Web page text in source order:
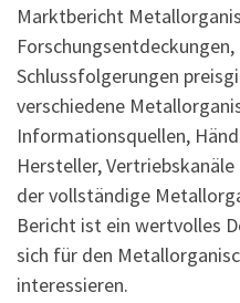
Marktbericht
Forschungsentdeckungen,
Schlussfolgerungen
verschiedene
Informationsquellen,
Hersteller,
der vollständige
Bericht ist ein wertvolles
sich für den
interessieren.